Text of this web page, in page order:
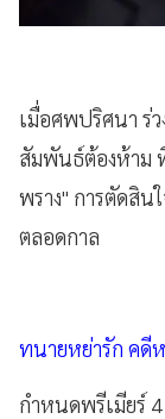
เมื่อศพปริศนา ร่
สัมพันธ์ต้องห้าม
พราง" การตัดสิน
ตลอดกาล
ทนายหย่ารัก คดี
กำหนดพรีเมียร์